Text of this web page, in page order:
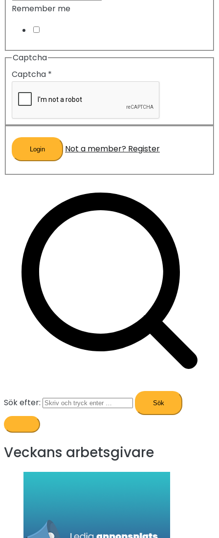
Remember me
Captcha
Captcha *
Not a member? Register
Sök efter:
Veckans arbetsgivare